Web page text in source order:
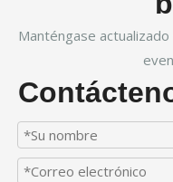
Manténgase